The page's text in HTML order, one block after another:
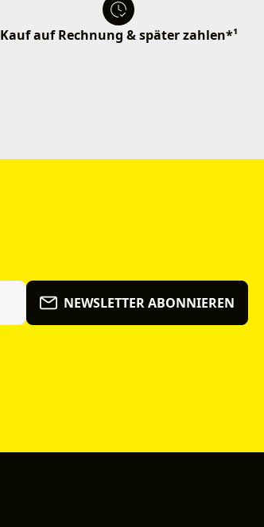
Kauf auf Rechnung & später zahlen*¹
NEWSLETTER ABONNIEREN